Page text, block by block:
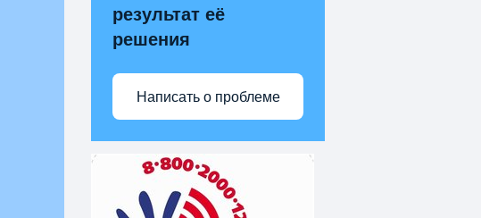
результат её
решения
Написать о проблеме